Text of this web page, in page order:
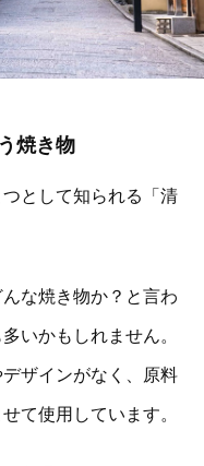
焼き物
として知られる「清
な焼き物か？と言わ
いかもしれません。
ザインがなく、原料
て使用しています。